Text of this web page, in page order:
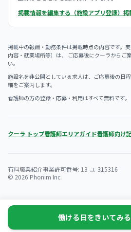
掲載情報を編集する（施設アプリ登録） 掲
掲載中の報酬・勤務条件は掲載時点の内容です。
内容・就業場所等）は、 ご応募後にクーラからご
い。
施設名を非公開としている求人は、ご応募後の日
細をご案内します。
看護師の方の登録・応募・利用はすべて無料です。
クーラ トップ看護師エリアガイド看護師向け
有料職業紹介事業許可番号: 13-ユ-315316
© 2026 Phonim Inc.
働ける日をきいてみる